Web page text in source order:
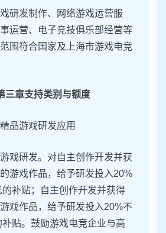
研发制作、网络游戏运营服
运营、电子竞技俱乐部经营等
围符合国家及上海市游戏电竞
三章支持类别与额度
品游戏研发应用
游戏研发。对自主创作开发并获
游戏作品，给予研发投入20%
补贴；自主创作开发并获得
戏作品，给予研发投入20%不
贴。鼓励游戏电竞企业与高